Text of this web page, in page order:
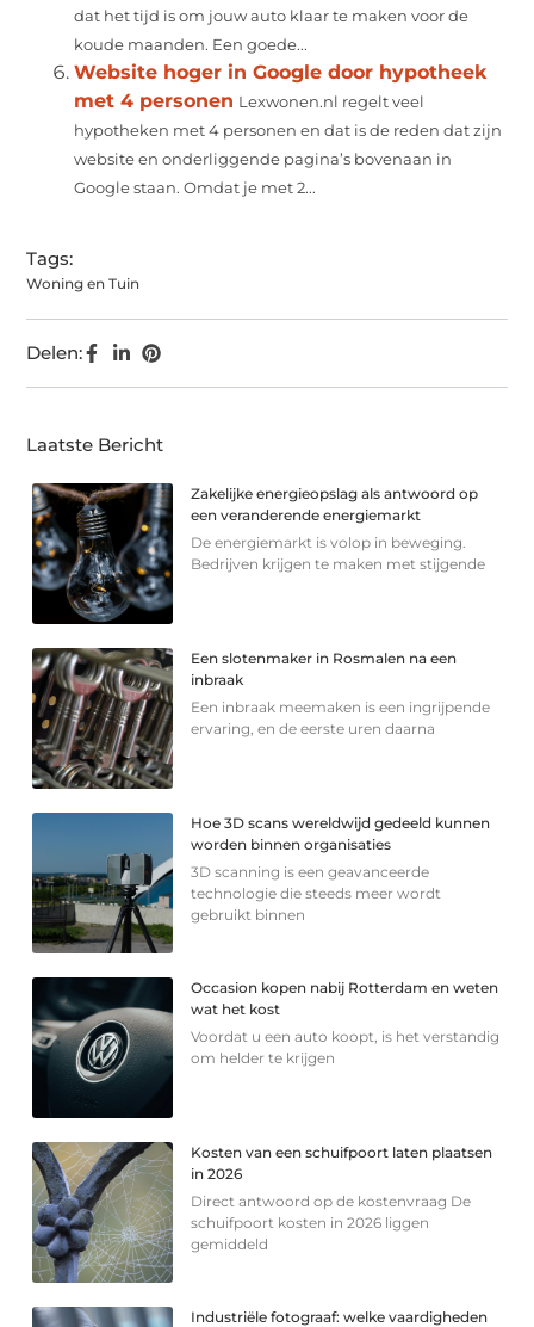
dat het tijd is om jouw auto klaar te maken voor de
koude maanden. Een goede...
Website hoger in Google door hypotheek
met 4 personen Lexwonen.nl regelt veel
hypotheken met 4 personen en dat is de reden dat zijn
website en onderliggende pagina’s bovenaan in
Google staan. Omdat je met 2...
Tags:
Woning en Tuin
Delen:
Laatste Bericht
Zakelijke energieopslag als antwoord op
een veranderende energiemarkt
De energiemarkt is volop in beweging.
Bedrijven krijgen te maken met stijgende
Een slotenmaker in Rosmalen na een
inbraak
Een inbraak meemaken is een ingrijpende
ervaring, en de eerste uren daarna
Hoe 3D scans wereldwijd gedeeld kunnen
worden binnen organisaties
3D scanning is een geavanceerde
technologie die steeds meer wordt
gebruikt binnen
Occasion kopen nabij Rotterdam en weten
wat het kost
Voordat u een auto koopt, is het verstandig
om helder te krijgen
Kosten van een schuifpoort laten plaatsen
in 2026
Direct antwoord op de kostenvraag De
schuifpoort kosten in 2026 liggen
gemiddeld
Industriële fotograaf: welke vaardigheden